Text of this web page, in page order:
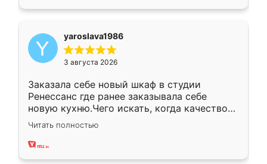
yaroslava1986
3 августа 2026
Заказала себе новый шкаф в студии
Ренессанс где ранее заказывала себе
новую кухню.Чего искать, когда качеством
вполне довольна. Служит кухня уже почти
два года, нареканий нет.
Читать полностью